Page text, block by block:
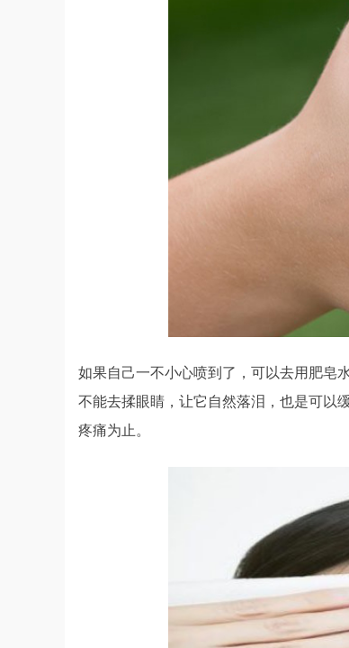
如果自己一不小心喷到了，可以去用肥皂
不能去揉眼睛，让它自然落泪，也是可以
疼痛为止。